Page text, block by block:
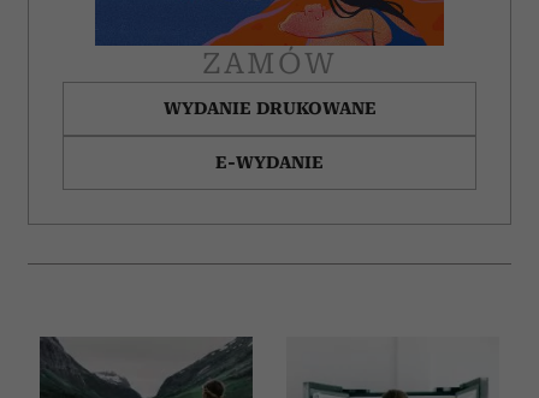
ZAMÓW
WYDANIE DRUKOWANE
E-WYDANIE